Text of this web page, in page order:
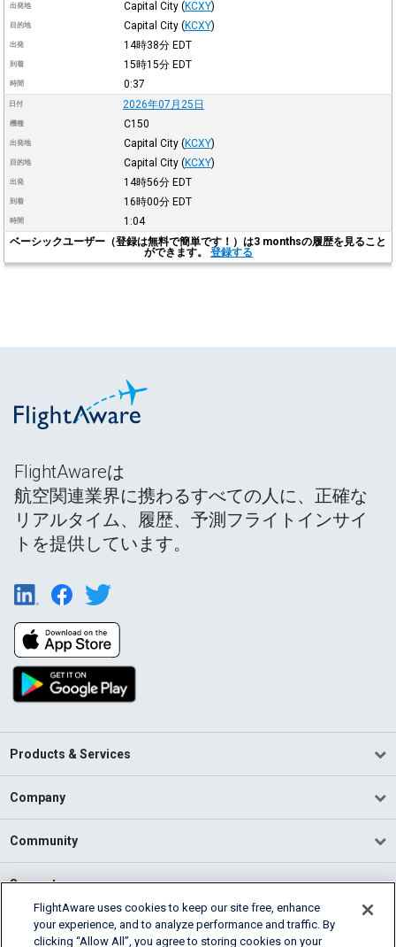
出発地 Capital City (KCXY)
目的地 Capital City (KCXY)
出発 14時38分 EDT
到着 15時15分 EDT
時間 0:37
日付 2026年07月25日
機種 C150
出発地 Capital City (KCXY)
目的地 Capital City (KCXY)
出発 14時56分 EDT
到着 16時00分 EDT
時間
1:04
ベーシックユーザー（登録は無料で簡単です！）は3 monthsの履歴を見ること
ができます。 登録する
FlightAwareは
航空関連業界に携わるすべての人に、正確な
リアルタイム、履歴、予測フライトインサイ
トを提供しています。
Products & Services
Company
Community
Support
English (USA)
FlightAware uses cookies to keep our site free, enhance
your experience, and to analyze performance and traffic. By
clicking “Allow All”, you agree to storing cookies on your